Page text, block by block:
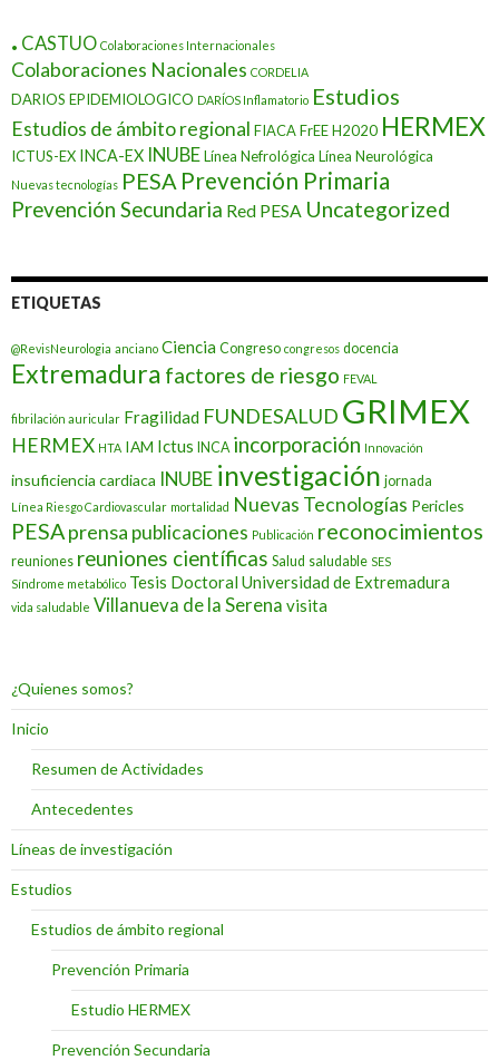
. CASTUO Colaboraciones Internacionales
Colaboraciones Nacionales CORDELIA
DARIOS EPIDEMIOLOGICO DARÍOS Inflamatorio Estudios
Estudios de ámbito regional FIACAFrEEH2020 HERMEX
ICTUS-EX INCA-EX INUBELínea Nefrológica Línea Neurológica
Nuevas tecnologías PESA Prevención Primaria
Prevención Secundaria Red PESA Uncategorized
ETIQUETAS
@RevisNeurologia anciano Ciencia Congreso congresos docencia
Extremadura factores de riesgo FEVAL
fibrilación auricular Fragilidad FUNDESALUD GRIMEX
HERMEX HTA IAM Ictus INCA incorporación Innovación
insuficiencia cardiaca INUBE investigación jornada
Línea Riesgo Cardiovascular mortalidad Nuevas Tecnologías Pericles
PESAprensa publicaciones Publicación reconocimientos
reuniones reuniones científicas Salud saludable SES
Síndrome metabólico Tesis Doctoral Universidad de Extremadura
vida saludable Villanueva de la Serena visita
¿Quienes somos?
Inicio
Resumen de Actividades
Antecedentes
Líneas de investigación
Estudios
Estudios de ámbito regional
Prevención Primaria
Estudio HERMEX
Prevención Secundaria